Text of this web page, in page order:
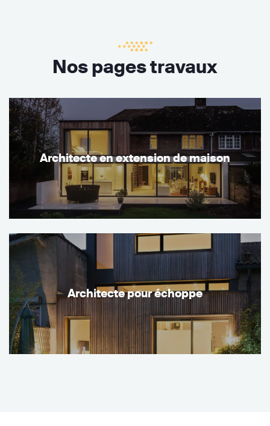
Nos pages travaux
Architecte en extension de maison
Architecte pour échoppe